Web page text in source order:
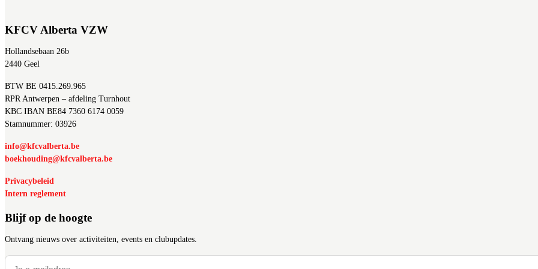
KFCV Alberta VZW
Hollandsebaan 26b
2440 Geel
BTW BE 0415.269.965
RPR Antwerpen – afdeling Turnhout
KBC IBAN BE84 7360 6174 0059
Stamnummer: 03926
info@kfcvalberta.be
boekhouding@kfcvalberta.be
Privacybeleid
Intern reglement
Blijf op de hoogte
Ontvang nieuws over activiteiten, events en clubupdates.